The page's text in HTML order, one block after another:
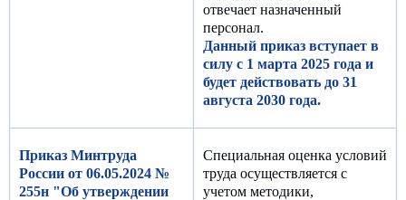
отвечает назначенный
персонал.
Данный приказ вступает в
силу с 1 марта 2025 года и
будет действовать до 31
августа 2030 года.
Приказ Минтруда
России от 06.05.2024 №
255н "Об утверждении
Специальная оценка условий
труда осуществляется с
учетом методики,